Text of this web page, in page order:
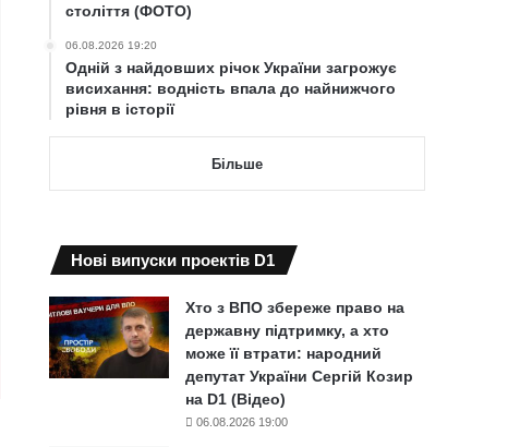
століття (ФОТО)
06.08.2026 19:20
Одній з найдовших річок України загрожує
висихання: водність впала до найнижчого
рівня в історії
Більше
Нові випуски проектів D1
Хто з ВПО збереже право на
державну підтримку, а хто
може її втрати: народний
депутат України Сергій Козир
на D1 (Відео)
06.08.2026 19:00